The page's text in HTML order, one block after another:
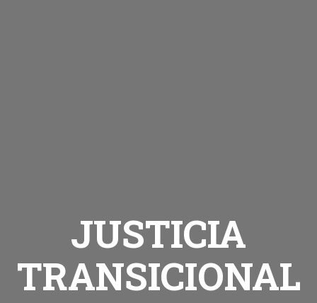
JUSTICIA
TRANSICIONAL